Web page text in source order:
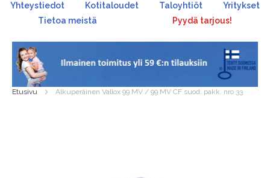
Yhteystiedot Kotitaloudet Taloyhtiöt
Yritykset
Tietoa meistä
Pyydä tarjous!
Etusivu Alkuperäinen Vallox 99 MV / 99 MV CF suod. pakk. nro 33